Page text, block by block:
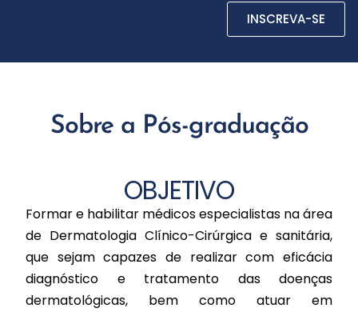
INSCREVA-SE
Sobre a Pós-graduação
OBJETIVO
Formar e habilitar médicos especialistas na área
de Dermatologia Clínico-Cirúrgica e sanitária,
que sejam capazes de realizar com eficácia
diagnóstico e tratamento das doenças
dermatológicas, bem como atuar em